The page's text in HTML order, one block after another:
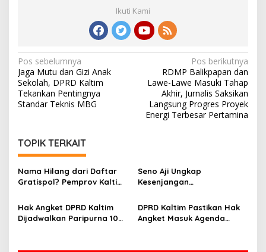
Ikuti Kami
Navigasi
pos
Pos sebelumnya
Jaga Mutu dan Gizi Anak
Sekolah, DPRD Kaltim
Tekankan Pentingnya
Standar Teknis MBG
Pos berikutnya
RDMP Balikpapan dan
Lawe-Lawe Masuki Tahap
Akhir, Jurnalis Saksikan
Langsung Progres Proyek
Energi Terbesar Pertamina
TOPIK TERKAIT
Nama Hilang dari Daftar
Gratispol? Pemprov Kaltim
Penerima
Seno Aji Ungkap
Kesenjangan
Fokus Pembangunan ke
Depan
Hak Angket DPRD Kaltim
Dijadwalkan Paripurna 10
DPRD Kaltim Pastikan Hak
Angket Masuk Agenda